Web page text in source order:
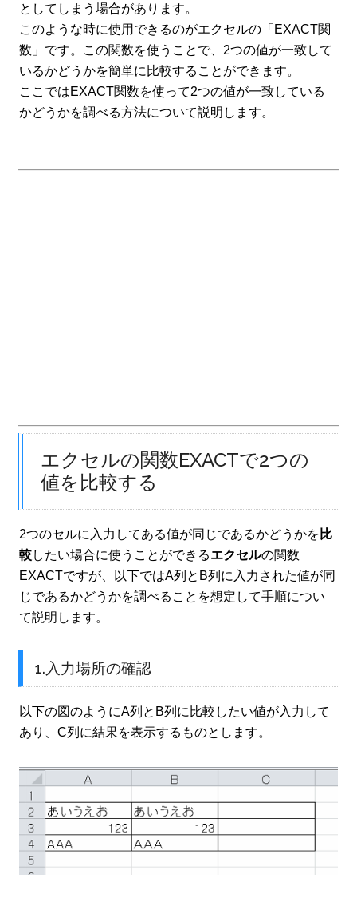
としてしまう場合があります。
このような時に使用できるのがエクセルの「EXACT関
数」です。この関数を使うことで、2つの値が一致して
いるかどうかを簡単に比較することができます。
ここではEXACT関数を使って2つの値が一致している
かどうかを調べる方法について説明します。
エクセルの関数EXACTで2つの
値を比較する
2つのセルに入力してある値が同じであるかどうかを 比
較したい場合に使うことができるエクセルの関数
EXACTですが、以下ではA列とB列に入力された値が同
じであるかどうかを調べることを想定して手順につい
て説明します。
1.入力場所の確認
以下の図のようにA列とB列に比較したい値が入力して
あり、C列に結果を表示するものとします。